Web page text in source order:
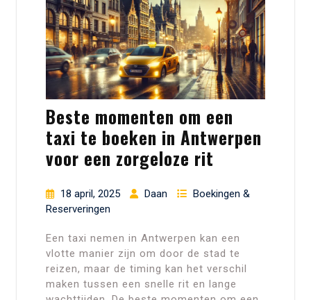
Beste momenten om een
taxi te boeken in Antwerpen
voor een zorgeloze rit
18 april, 2025 Daan
Boekingen &
Reserveringen
Een taxi nemen in Antwerpen kan een
vlotte manier zijn om door de stad te
reizen, maar de timing kan het verschil
maken tussen een snelle rit en lange